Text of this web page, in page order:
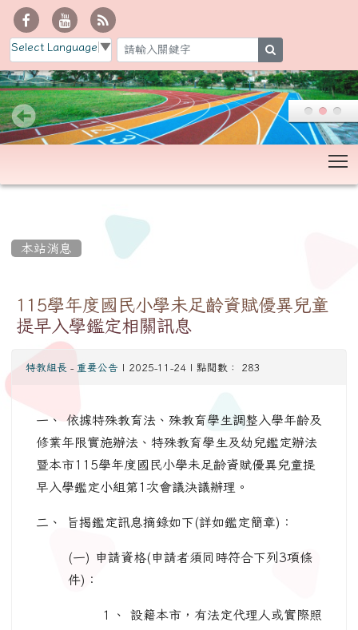
Select Language ▼
本站消息
115學年度國民小學未足齡資賦優異兒童
提早入學鑑定相關訊息
特教組長 - 重要公告 | 2025-11-24 | 點閱數： 283
一、 依據特殊教育法、殊教育學生調整入學年齡及
修業年限實施辦法、特殊教育學生及幼兒鑑定辦法
暨本市115學年度國民小學未足齡資賦優異兒童提
早入學鑑定小組第1次會議決議辦理。
二、 旨揭鑑定訊息摘錄如下(詳如鑑定簡章)：
(一) 申請資格(申請者須同時符合下列3項條
件)：
１、 設籍本市，有法定代理人或實際照